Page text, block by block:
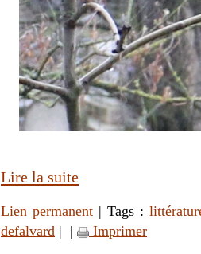
Lire la suite
Lien permanent | Tags :
defalvard | | Imprimer